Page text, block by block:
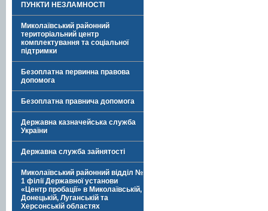
ПУНКТИ НЕЗЛАМНОСТІ
Миколаївський районний
територіальний центр
комплектування та соціальної
підтримки
Безоплатна первинна правова
допомога
Безоплатна правнича допомога
Державна казначейська служба
України
Державна служба зайнятості
Миколаївський районний відділ №
1 філії Державної установи
«Центр пробації» в Миколаївській,
Донецькій, Луганській та
Херсонській областях